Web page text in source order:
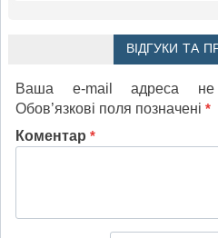
ВІДГУКИ ТА
Ваша e-mail адреса не
Обов’язкові поля позначені *
Коментар *